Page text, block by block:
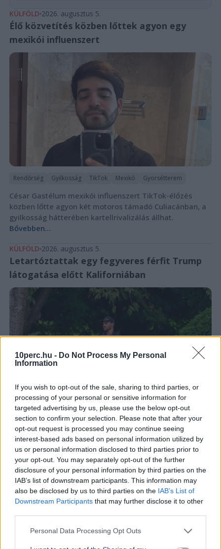
10perc.hu - Do Not Process My Personal
Information
If you wish to opt-out of the sale, sharing to third parties, or
processing of your personal or sensitive information for
targeted advertising by us, please use the below opt-out
section to confirm your selection. Please note that after your
opt-out request is processed you may continue seeing
interest-based ads based on personal information utilized by
us or personal information disclosed to third parties prior to
your opt-out. You may separately opt-out of the further
disclosure of your personal information by third parties on the
IAB’s list of downstream participants. This information may
also be disclosed by us to third parties on the IAB’s List of
Downstream Participants that may further disclose it to other
Personal Data Processing Opt Outs
KÜLFÖLD 2026. augusztus 5.
Élő közvetítés közben lőttek agyon egy
mexikói influenszert
Rendőrség Gyilkosság TikTok Mexikó Gyorsétterem
César Gastélum mexikói influenszert TikTok-élőzés
közben lőtte agyon két motoros támadó Culiacánban, a
gyilkosság hátterében kartellrivalizálás állhat.
Bővebben...
KÜLFÖLD 2026. augusztus 5.
Letartóztattak egy fegyveres férfit Trump
látogatása előtt Kaliforniában
USA Donald Trump
A hatóságok fegyverrel és lőszerekkel tartóztattak le
egy férfit Donald Trump kaliforniai golfklubjánál az elnök
látogatása előtt. Bővebben...
KÜLFÖLD 2026. augusztus 4.
157 embert mentett ki a parti őrség egy égő
bárkából a La Manche-csatornán